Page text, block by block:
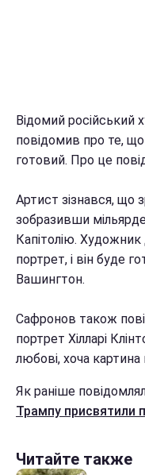
Відомий російський
повідомив про те,
готовий. Про це
Артист зізнався, що
зобразивши
Капітолію.
портрет, і він буде
Вашингтон.
Сафронов також
портрет Хілларі
любові, хоча
Як раніше
Трампу присвятили
Читайте также